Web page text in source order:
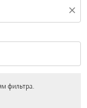
close
фильтра.